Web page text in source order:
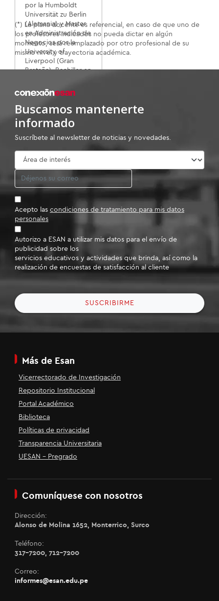
por la Humboldt
Universität zu Berlin
(Alemania) y Master
en Administración de
Negocios por la
University of
Liverpool (Gran
Bretaña). Bachiller en
Ver más →
(*) La plana docente es referencial, en caso de que uno de
los profesores indicados no pueda dictar en algún
momento, será reemplazado por otro profesional de su
mismo nivel y trayectoria académica.
Buscamos mantenerte
informado
Suscríbete al newsletter de noticias y novedades.
Acepto las condiciones de tratamiento para mis datos
personales
Autorizo a ESAN a utilizar mis datos para el envío de
publicidad sobre los
servicios educativos y actividades que brinda, así como la
realización de encuestas de satisfacción al cliente
SUSCRIBIRME
Más de Esan
Vicerrectorado de Investigación
Repositorio Institucional
Portal Académico
Biblioteca
Políticas de privacidad
Transparencia Universitaria
UESAN - Pregrado
Comuníquese con nosotros
Dirección:
Alonso de Molina 1652, Monterrico, Surco
Teléfono:
317-7200, 712-7200
Correo:
informes@esan.edu.pe